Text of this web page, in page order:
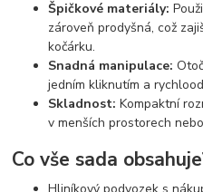
Špičkové materiály:
zároveň prodyšná, což
kočárku.
Snadná manipulace:
jedním kliknutím a
Skladnost: Kompaktní
v menších prostorech
Co vše sada